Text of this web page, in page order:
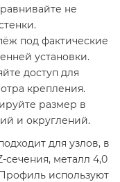
не
под фактические
установки.
доступ для
крепления.
размер в
и округлений.
для узлов, в
сечения, металл 4,0
используют